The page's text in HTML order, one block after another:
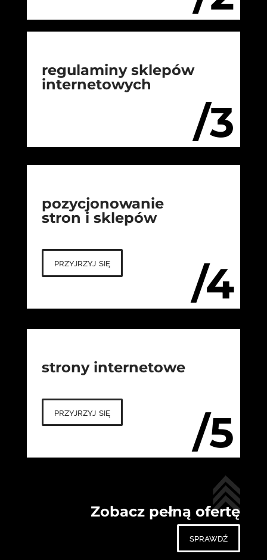
/3
regulaminy sklepów
internetowych
/4
pozycjonowanie
stron i sklepów
przyjrzyj się
/5
strony internetowe
przyjrzyj się
Zobacz pełną ofertę
sprawdź